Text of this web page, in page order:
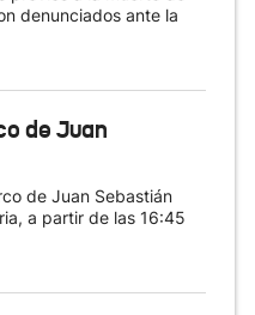
denunciados ante la
de Juan
de Juan Sebastián
a partir de las 16:45